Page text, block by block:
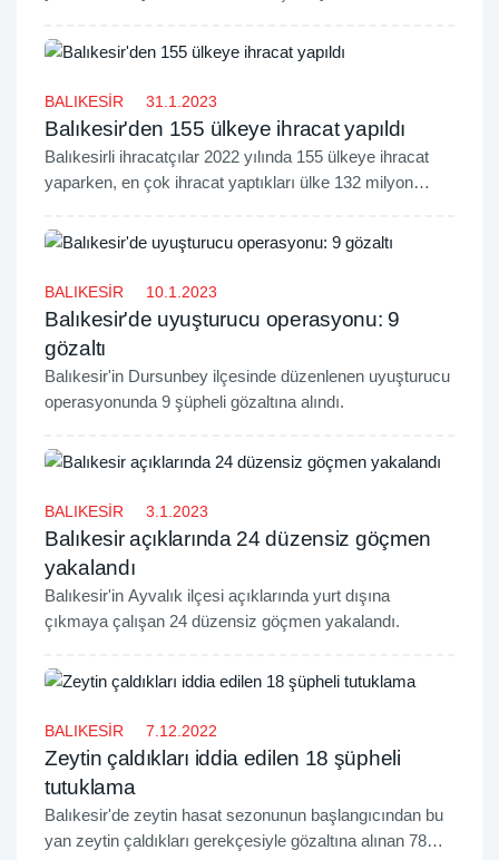
sanayinin hem kalkınmanın olmazsa olmaz
BALIKESİR 31.1.2023
Balıkesir'den 155 ülkeye ihracat yapıldı
Balıkesirli ihracatçılar 2022 yılında 155 ülkeye ihracat
yaparken, en çok ihracat yaptıkları ülke 132 milyon
BALIKESİR 10.1.2023
Balıkesir'de uyuşturucu operasyonu: 9
gözaltı
Balıkesir'in Dursunbey ilçesinde düzenlenen uyuşturucu
operasyonunda 9 şüpheli gözaltına alındı.
BALIKESİR 3.1.2023
Balıkesir açıklarında 24 düzensiz göçmen
yakalandı
Balıkesir'in Ayvalık ilçesi açıklarında yurt dışına
çıkmaya çalışan 24 düzensiz göçmen yakalandı.
BALIKESİR 7.12.2022
Zeytin çaldıkları iddia edilen 18 şüpheli
tutuklama
Balıkesir'de zeytin hasat sezonunun başlangıcından bu
yan zeytin çaldıkları gerekçesiyle gözaltına alınan 78